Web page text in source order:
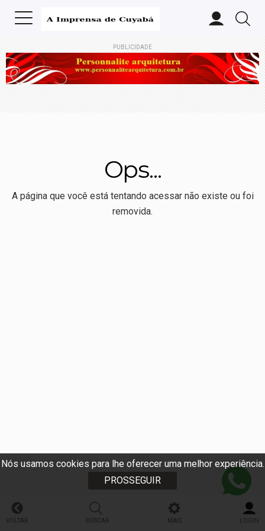
Nós usamos cookies para lhe oferecer uma melhor experiência.
PROSSEGUIR
PUBLICIDADE
Ops...
A página que você está tentando acessar não existe ou foi
removida.
VOLTAR BUSCAR MAIS LOGIN